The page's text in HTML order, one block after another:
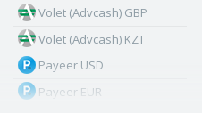
Volet (Advcash) GBP
Volet (Advcash) KZT
Payeer USD
Payeer EUR